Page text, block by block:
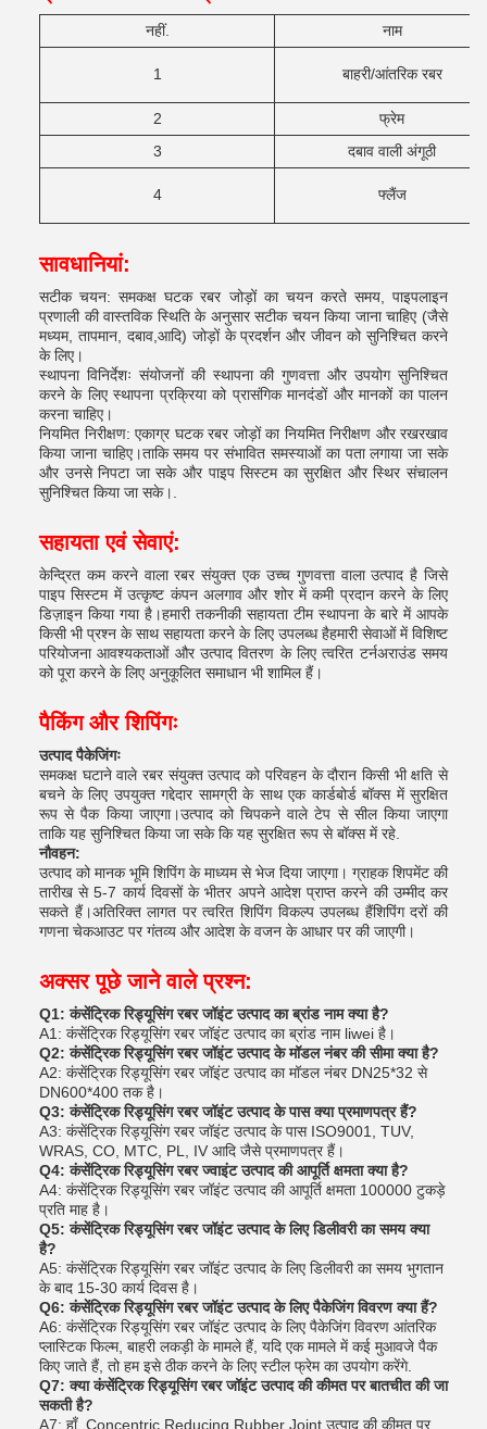
नहीं. नाम
1 बाहरी/आंतरिक रबर
2
फ्रेम
3
दबाव वाली अंगूठी
4 फ्लैंज
सावधानियां:
सटीक चयन: समकक्ष घटक रबर जोड़ों का चयन करते समय, पाइपलाइन
प्रणाली की वास्तविक स्थिति के अनुसार सटीक चयन किया जाना चाहिए (जैसे
मध्यम, तापमान, दबाव,आदि) जोड़ों के प्रदर्शन और जीवन को सुनिश्चित करने
के लिए।
स्थापना विनिर्देशः संयोजनों की स्थापना की गुणवत्ता और उपयोग सुनिश्चित
करने के लिए स्थापना प्रक्रिया को प्रासंगिक मानदंडों और मानकों का पालन
करना चाहिए।
नियमित निरीक्षण: एकाग्र घटक रबर जोड़ों का नियमित निरीक्षण और रखरखाव
किया जाना चाहिए।ताकि समय पर संभावित समस्याओं का पता लगाया जा सके
और उनसे निपटा जा सके और पाइप सिस्टम का सुरक्षित और स्थिर संचालन
सुनिश्चित किया जा सके।.
सहायता एवं सेवाएं:
केन्द्रित कम करने वाला रबर संयुक्त एक उच्च गुणवत्ता वाला उत्पाद है जिसे
पाइप सिस्टम में उत्कृष्ट कंपन अलगाव और शोर में कमी प्रदान करने के लिए
डिज़ाइन किया गया है।हमारी तकनीकी सहायता टीम स्थापना के बारे में आपके
किसी भी प्रश्न के साथ सहायता करने के लिए उपलब्ध हैहमारी सेवाओं में विशिष्ट
परियोजना आवश्यकताओं और उत्पाद वितरण के लिए त्वरित टर्नअराउंड समय
को पूरा करने के लिए अनुकूलित समाधान भी शामिल हैं।
पैकिंग और शिपिंगः
उत्पाद पैकेजिंगः
समकक्ष घटाने वाले रबर संयुक्त उत्पाद को परिवहन के दौरान किसी भी क्षति से
बचने के लिए उपयुक्त गद्देदार सामग्री के साथ एक कार्डबोर्ड बॉक्स में सुरक्षित
रूप से पैक किया जाएगा।उत्पाद को चिपकने वाले टेप से सील किया जाएगा
ताकि यह सुनिश्चित किया जा सके कि यह सुरक्षित रूप से बॉक्स में रहे.
नौवहन:
उत्पाद को मानक भूमि शिपिंग के माध्यम से भेज दिया जाएगा। ग्राहक शिपमेंट की
तारीख से 5-7 कार्य दिवसों के भीतर अपने आदेश प्राप्त करने की उम्मीद कर
सकते हैं।अतिरिक्त लागत पर त्वरित शिपिंग विकल्प उपलब्ध हैंशिपिंग दरों की
गणना चेकआउट पर गंतव्य और आदेश के वजन के आधार पर की जाएगी।
अक्सर पूछे जाने वाले प्रश्न:
Q1: कंसेंट्रिक रिड्यूसिंग रबर जॉइंट उत्पाद का ब्रांड नाम क्या है?
A1: कंसेंट्रिक रिड्यूसिंग रबर जॉइंट उत्पाद का ब्रांड नाम liwei है।
Q2: कंसेंट्रिक रिड्यूसिंग रबर जॉइंट उत्पाद के मॉडल नंबर की सीमा क्या है?
A2: कंसेंट्रिक रिड्यूसिंग रबर जॉइंट उत्पाद का मॉडल नंबर DN25*32 से
DN600*400 तक है।
Q3: कंसेंट्रिक रिड्यूसिंग रबर जॉइंट उत्पाद के पास क्या प्रमाणपत्र हैं?
A3: कंसेंट्रिक रिड्यूसिंग रबर जॉइंट उत्पाद के पास ISO9001, TUV,
WRAS, CO, MTC, PL, IV आदि जैसे प्रमाणपत्र हैं।
Q4: कंसेंट्रिक रिड्यूसिंग रबर ज्वाइंट उत्पाद की आपूर्ति क्षमता क्या है?
A4: कंसेंट्रिक रिड्यूसिंग रबर जॉइंट उत्पाद की आपूर्ति क्षमता 100000 टुकड़े
प्रति माह है।
Q5: कंसेंट्रिक रिड्यूसिंग रबर जॉइंट उत्पाद के लिए डिलीवरी का समय क्या
है?
A5: कंसेंट्रिक रिड्यूसिंग रबर जॉइंट उत्पाद के लिए डिलीवरी का समय भुगतान
के बाद 15-30 कार्य दिवस है।
Q6: कंसेंट्रिक रिड्यूसिंग रबर जॉइंट उत्पाद के लिए पैकेजिंग विवरण क्या हैं?
A6: कंसेंट्रिक रिड्यूसिंग रबर जॉइंट उत्पाद के लिए पैकेजिंग विवरण आंतरिक
प्लास्टिक फिल्म, बाहरी लकड़ी के मामले हैं, यदि एक मामले में कई मुआवजे पैक
किए जाते हैं, तो हम इसे ठीक करने के लिए स्टील फ्रेम का उपयोग करेंगे.
Q7: क्या कंसेंट्रिक रिड्यूसिंग रबर जॉइंट उत्पाद की कीमत पर बातचीत की जा
सकती है?
A7: हाँ, Concentric Reducing Rubber Joint उत्पाद की कीमत पर